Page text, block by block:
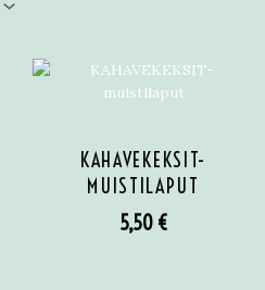
KAHAVEKEKSIT-
MUISTILAPUT
5,50 €